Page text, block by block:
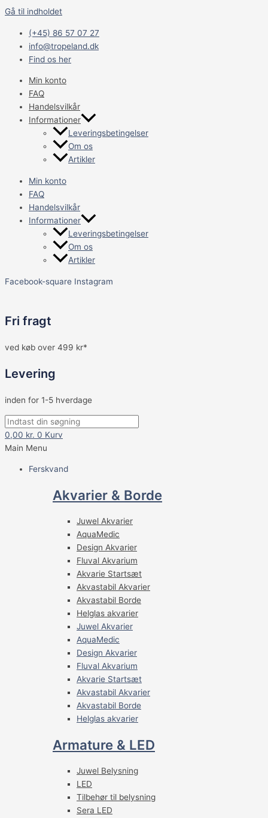
Gå til indholdet
(+45) 86 57 07 27
info@tropeland.dk
Find os her
Min konto
FAQ
Handelsvilkår
Informationer
Leveringsbetingelser
Om os
Artikler
Min konto
FAQ
Handelsvilkår
Informationer
Leveringsbetingelser
Om os
Artikler
Facebook-square Instagram
Fri fragt
ved køb over 499 kr*
Levering
inden for 1-5 hverdage
0,00 kr. 0 Kurv
Main Menu
Ferskvand
Akvarier & Borde
Juwel Akvarier
AquaMedic
Design Akvarier
Fluval Akvarium
Akvarie Startsæt
Akvastabil Akvarier
Akvastabil Borde
Helglas akvarier
Juwel Akvarier
AquaMedic
Design Akvarier
Fluval Akvarium
Akvarie Startsæt
Akvastabil Akvarier
Akvastabil Borde
Helglas akvarier
Armature & LED
Juwel Belysning
LED
Tilbehør til belysning
Sera LED